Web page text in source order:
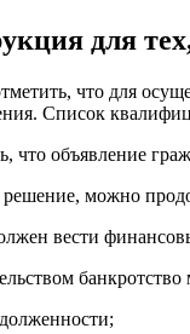
для
что для
Список
что объявление
решение, можно
вести